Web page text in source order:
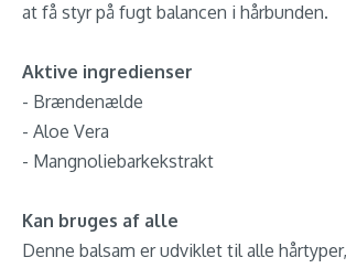
at få styr på fugt balancen i hårbunden.
Aktive ingredienser
- Brændenælde
- Aloe Vera
- Mangnoliebarkekstrakt
Kan bruges af alle
Denne balsam er udviklet til alle